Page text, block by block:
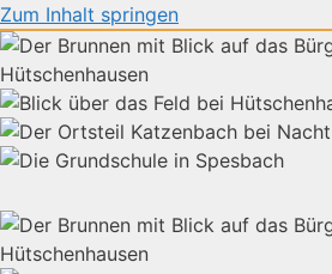
Zum Inhalt springen